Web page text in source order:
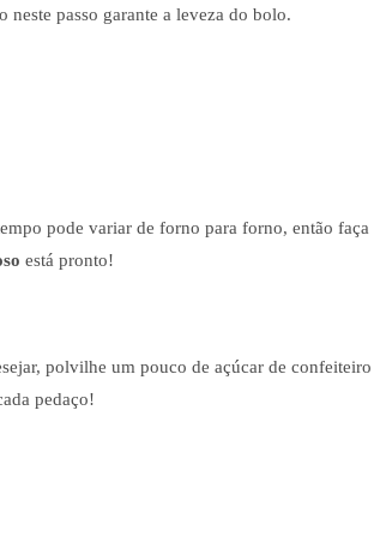
neste passo garante a leveza do bolo.
pode variar de forno para forno, então faça
está pronto!
polvilhe um pouco de açúcar de confeiteiro
pedaço!